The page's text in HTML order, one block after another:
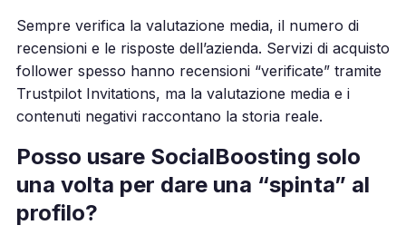
Sempre verifica la valutazione media, il numero di
recensioni e le risposte dell’azienda. Servizi di acquisto
follower spesso hanno recensioni “verificate” tramite
Trustpilot Invitations, ma la valutazione media e i
contenuti negativi raccontano la storia reale.
Posso usare SocialBoosting solo
una volta per dare una “spinta” al
profilo?